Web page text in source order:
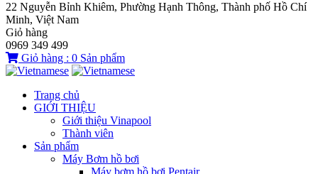
22 Nguyễn Bỉnh Khiêm, Phường Hạnh Thông, Thành phố Hồ Chí
Minh, Việt Nam
Giỏ hàng
0969 349 499
Giỏ hàng : 0 Sản phẩm
Trang chủ
GIỚI THIỆU
Giới thiệu Vinapool
Thành viên
Sản phẩm
Máy Bơm hồ bơi
Máy bơm hồ bơi Pentair